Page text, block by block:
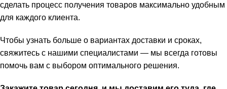
сделать процесс получения товаров максимально удобным
для каждого клиента.
Чтобы узнать больше о вариантах доставки и сроках,
свяжитесь с нашими специалистами — мы всегда готовы
помочь вам с выбором оптимального решения.